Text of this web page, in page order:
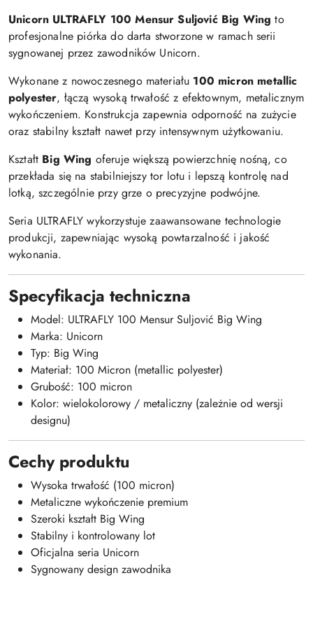
Unicorn ULTRAFLY 100 Mensur Suljović Big Wing to
profesjonalne piórka do darta stworzone w ramach serii
sygnowanej przez zawodników Unicorn.
Wykonane z nowoczesnego materiału 100 micron metallic
polyester, łączą wysoką trwałość z efektownym, metalicznym
wykończeniem. Konstrukcja zapewnia odporność na zużycie
oraz stabilny kształt nawet przy intensywnym użytkowaniu.
Kształt Big Wing oferuje większą powierzchnię nośną, co
przekłada się na stabilniejszy tor lotu i lepszą kontrolę nad
lotką, szczególnie przy grze o precyzyjne podwójne.
Seria ULTRAFLY wykorzystuje zaawansowane technologie
produkcji, zapewniając wysoką powtarzalność i jakość
wykonania.
Specyfikacja techniczna
Model: ULTRAFLY 100 Mensur Suljović Big Wing
Marka: Unicorn
Typ: Big Wing
Materiał: 100 Micron (metallic polyester)
Grubość: 100 micron
Kolor: wielokolorowy / metaliczny (zależnie od wersji
designu)
Cechy produktu
Wysoka trwałość (100 micron)
Metaliczne wykończenie premium
Szeroki kształt Big Wing
Stabilny i kontrolowany lot
Oficjalna seria Unicorn
Sygnowany design zawodnika